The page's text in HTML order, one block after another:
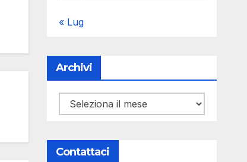
« Lug
Archivi
Archivi
Contattaci